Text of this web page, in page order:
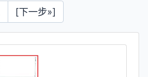
[下一步»]